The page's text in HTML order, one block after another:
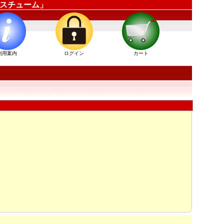
チューム」
用案内 ログイン カート